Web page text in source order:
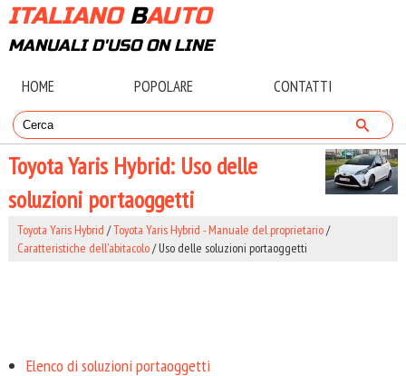
ITALIANOBAUTO
MANUALI D'USO ON LINE
HOME POPOLARE CONTATTI
Toyota Yaris Hybrid: Uso delle
soluzioni portaoggetti
Toyota Yaris Hybrid /Toyota Yaris Hybrid - Manuale del proprietario/
Caratteristiche dell'abitacolo/ Uso delle soluzioni portaoggetti
Elenco di soluzioni portaoggetti